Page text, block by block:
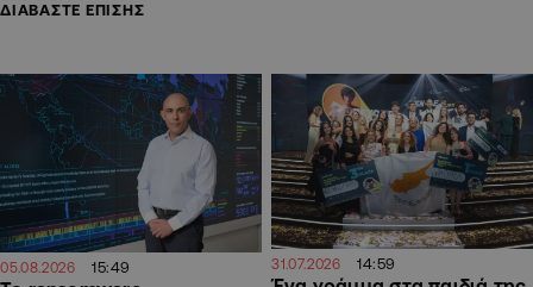
ΔΙΑΒΑΣΤΕ ΕΠΙΣΗΣ
05.08.2026 15:49 31.07.2026 14:59